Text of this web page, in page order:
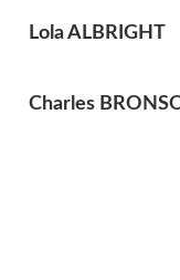
Lola ALBRIGHT
Charles